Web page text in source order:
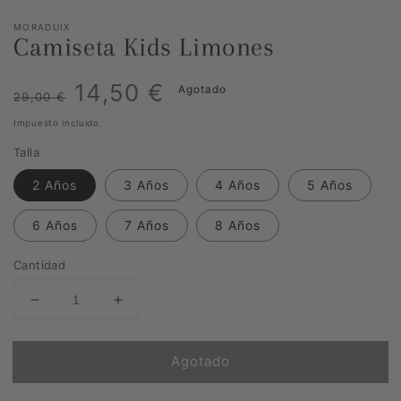
MORADUIX
Camiseta Kids Limones
Precio
habitual
29,00 €
Precio
de
venta
14,50 € Agotado
Impuesto incluido.
Talla
2 Años 3 Años 4 Años 5 Años
6 Años 7 Años 8 Años
Cantidad
Reducir
para
Kids
Aumentar
para
Camiseta
Kids
Agotado